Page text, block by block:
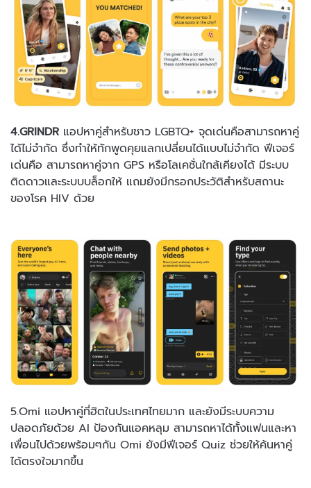
4.GRINDR แอปหาคู่สำหรับชาว LGBTQ+ จุดเด่นคือสามารถหาคู่
ได้ไม่จำกัด ซึ่งทำให้ทักพูดคุยแลกเปลี่ยนได้แบบไม่จำกัด ฟีเจอร์
เด่นคือ สามารถหาคู่จาก GPS หรือโลเคชั่นใกล้เคียงได้ มีระบบ
ติดดาวและระบบบล็อกให้ แถมยังมีกรอกประวัติสำหรับสถานะ
ของโรค HIV ด้วย
5.Omi แอปหาคู่ที่ฮิตในประเทศไทยมาก และยังมีระบบความ
ปลอดภัยด้วย AI ป้องกันแอคหลุม สามารถหาได้ทั้งแฟนและหา
เพื่อนไปด้วยพร้อมๆกัน Omi ยังมีฟีเจอร์ Quiz ช่วยให้ค้นหาคู่
ได้ตรงใจมากขึ้น